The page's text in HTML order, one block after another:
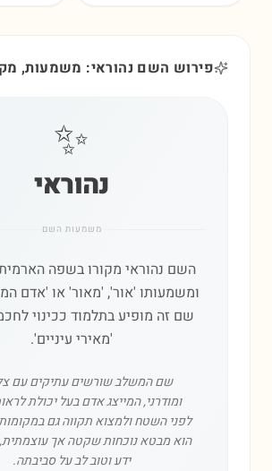
פירוש השם נהוראי: משמעות,
✨
נהוראי
משמעות השם
השם נהוראי מקורו בשפה
ומשמעותו 'אור', 'מאור' או 'אדם
שם זה מופיע בתלמוד ככינוי
'מאירי עיניים'.
שם המשלב שורשים עתיקים עם
ומודרני, המייצג אדם בעל יכולת
לפני השטח ולמצוא תקווה גם
הוא מבטא נוכחות שקטה אך
ידע וטוב לב על סביבתה.